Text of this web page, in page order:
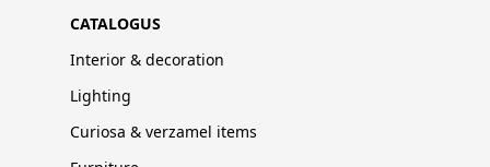
CATALOGUS
Interior & decoration
Lighting
Curiosa & verzamel items